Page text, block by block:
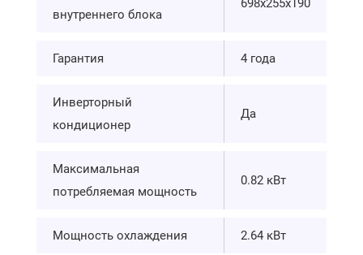
внутреннего блока
698х255х190
Гарантия 4 года
Инверторный
кондиционер
Да
Максимальная
потребляемая мощность
0.82 кВт
Мощность охлаждения 2.64 кВт